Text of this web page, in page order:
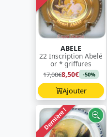
ABELE
22 Inscription Abelé
or * griffures
17,00€8,50€ -50%
Ajouter
Dernière !